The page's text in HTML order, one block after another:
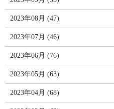
2023年08月 (47)
2023年07月 (46)
2023年06月 (76)
2023年05月 (63)
2023年04月 (68)